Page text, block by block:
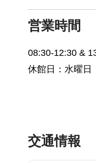
営業時間
08:30-12:30 &
休館日：水曜日
交通情報